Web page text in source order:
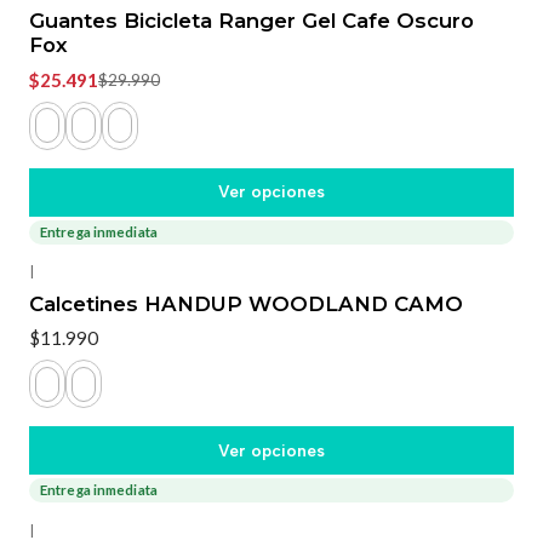
Guantes Bicicleta Ranger Gel Cafe Oscuro
Fox
$25.491$29.990
Ver opciones
Entrega inmediata
|
Calcetines HANDUP WOODLAND CAMO
$11.990
Ver opciones
Entrega inmediata
|